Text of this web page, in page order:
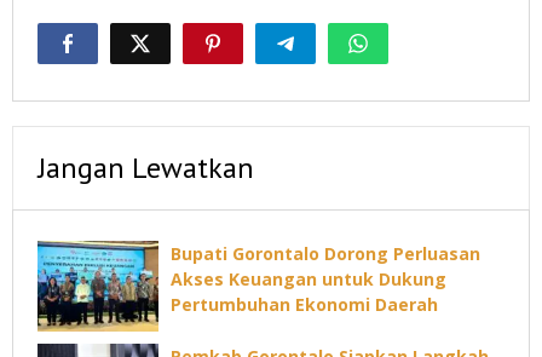
Jangan Lewatkan
Bupati Gorontalo Dorong Perluasan
Akses Keuangan untuk Dukung
Pertumbuhan Ekonomi Daerah